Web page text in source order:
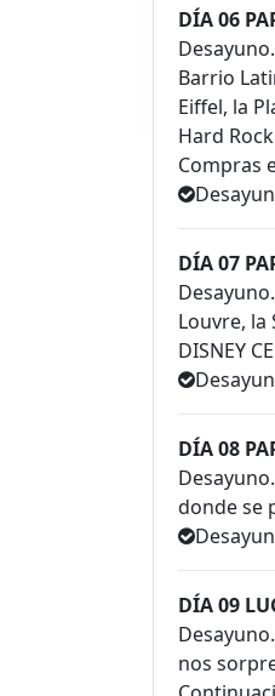
DÍA 06
Barrio
Eiffel, la
Hard
Compras
DÍA 07
Louvre, la
DISNEY
DÍA 08
donde se
DÍA 09
nos